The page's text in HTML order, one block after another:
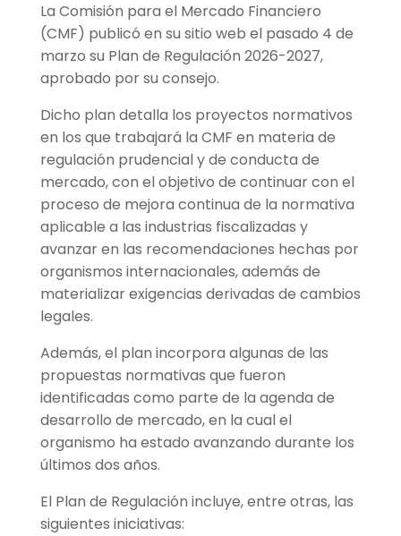
La Comisión para el Mercado Financiero
(CMF) publicó en su sitio web el pasado 4 de
marzo su Plan de Regulación 2026-2027,
aprobado por su consejo.
Dicho plan detalla los proyectos normativos
en los que trabajará la CMF en materia de
regulación prudencial y de conducta de
mercado, con el objetivo de continuar con el
proceso de mejora continua de la normativa
aplicable a las industrias fiscalizadas y
avanzar en las recomendaciones hechas por
organismos internacionales, además de
materializar exigencias derivadas de cambios
legales.
Además, el plan incorpora algunas de las
propuestas normativas que fueron
identificadas como parte de la agenda de
desarrollo de mercado, en la cual el
organismo ha estado avanzando durante los
últimos dos años.
El Plan de Regulación incluye, entre otras, las
siguientes iniciativas: